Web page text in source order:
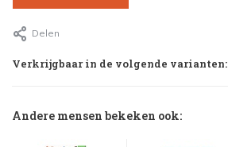
Delen
Verkrijgbaar in de volgende varianten:
Andere mensen bekeken ook: